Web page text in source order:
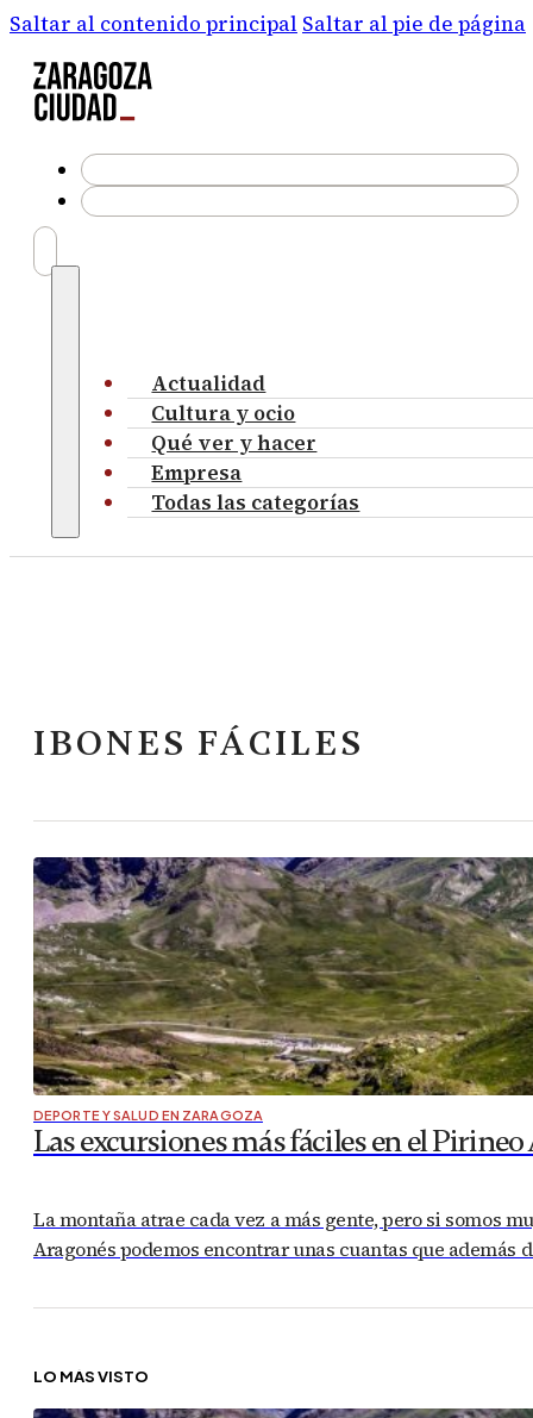
Saltar al contenido principal Saltar al pie de página
Actualidad
Cultura y ocio
Qué ver y hacer
Empresa
Todas las categorías
IBONES FÁCILES
DEPORTE Y SALUD EN ZARAGOZA
Las excursiones más fáciles en el
La montaña atrae cada vez a más gente, pero si somos
Aragonés podemos encontrar unas cuantas que
LO MÁS VISTO